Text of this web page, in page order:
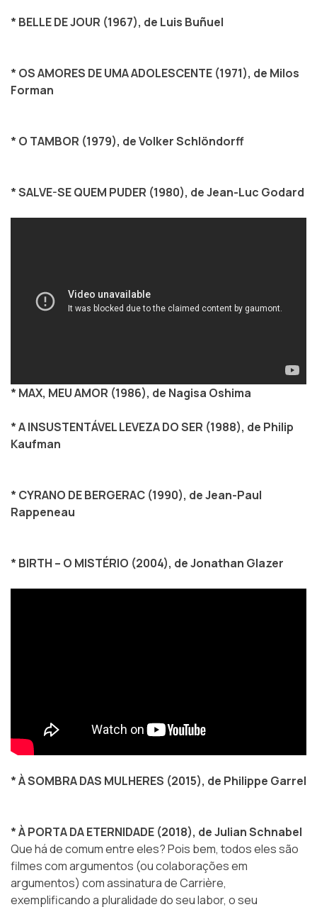
* BELLE DE JOUR (1967), de Luis Buñuel
* OS AMORES DE UMA ADOLESCENTE (1971), de Milos
Forman
* O TAMBOR (1979), de Volker Schlöndorff
* SALVE-SE QUEM PUDER (1980), de Jean-Luc Godard
* MAX, MEU AMOR (1986), de Nagisa Oshima
* A INSUSTENTÁVEL LEVEZA DO SER (1988), de Philip
Kaufman
* CYRANO DE BERGERAC (1990), de Jean-Paul
Rappeneau
* BIRTH – O MISTÉRIO (2004), de Jonathan Glazer
* À SOMBRA DAS MULHERES (2015), de Philippe Garrel
* À PORTA DA ETERNIDADE (2018), de Julian Schnabel
Que há de comum entre eles? Pois bem, todos eles são
filmes com argumentos (ou colaborações em
argumentos) com assinatura de Carrière,
exemplificando a pluralidade do seu labor, o seu